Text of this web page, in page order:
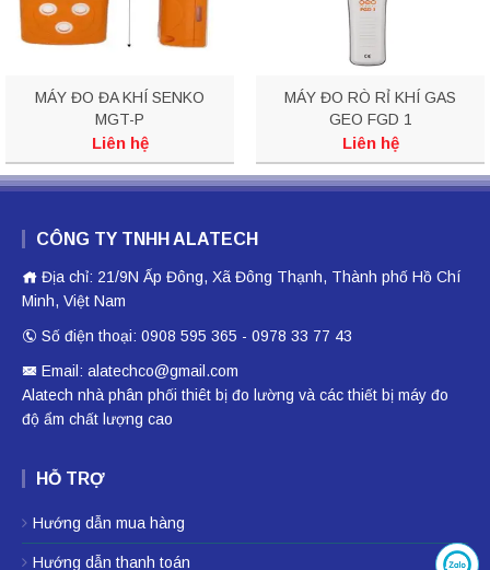
MÁY ĐO ĐA KHÍ SENKO
MGT-P
Liên hệ
MÁY ĐO RÒ RỈ KHÍ GAS
GEO FGD 1
Liên hệ
CÔNG TY TNHH ALATECH
Địa chỉ: 21/9N Ấp Đông, Xã Đông Thạnh, Thành phố Hồ Chí
Minh, Việt Nam
Số điện thoại: 0908 595 365 - 0978 33 77 43
Email: alatechco@gmail.com
Alatech nhà phân phối thiêt bị đo lường và các thiết bị máy đo
độ ẩm chất lượng cao
HỖ TRỢ
Hướng dẫn mua hàng
Hướng dẫn thanh toán